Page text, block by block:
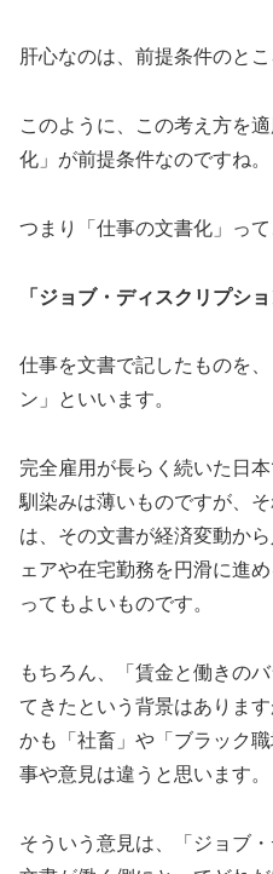
肝心なのは、前提条件のとこ
このように、この考え方を
化」が前提条件なのですね。
つまり「仕事の文書化」って
「ジョブ・ディスクリプシ
仕事を文書で記したものを
ン」といいます。
完全雇用が長らく続いた日
馴染みは薄いものですが、
は、その文書が経済変動か
ェアや在宅勤務を円滑に進
ってもよいものです。
もちろん、「賃金と働きの
てきたという背景はありま
かも「社畜」や「ブラック
事や意見は違うと思います。
そういう意見は、「ジョブ